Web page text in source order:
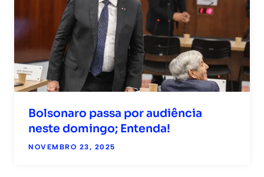
Bolsonaro passa por audiência
neste domingo; Entenda!
NOVEMBRO 23, 2025